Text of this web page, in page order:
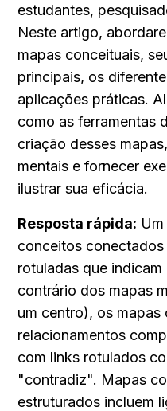
estudantes,
Neste artigo,
mapas conceituais,
principais, os
aplicações práticas.
como as ferramentas
criação desses
mentais e fornecer
ilustrar sua eficácia.
Resposta rápida:
conceitos
rotuladas que
contrário dos mapas
um centro), os
relacionamentos
com links rotulados
"contradiz". Mapas
estruturados incluem